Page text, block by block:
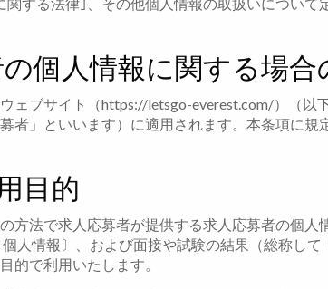
個人情報に関する場合
ェブサイト（https://letsgo-everest.com/）（以
者」といいます）に適用されます。本条項に
目的
方法で求人応募者が提供する求人応募者の個
人情報〕、および面接や試験の結果（総称し
的で利用いたします。